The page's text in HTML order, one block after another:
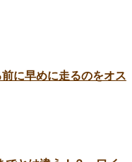
に早めに走るのをオス